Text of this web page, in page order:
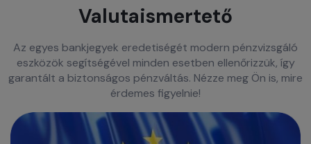
Valutaismertető
Az egyes bankjegyek eredetiségét modern pénzvizsgáló
eszközök segítségével minden esetben ellenőrizzük, így
garantált a biztonságos pénzváltás. Nézze meg Ön is, mire
érdemes figyelnie!